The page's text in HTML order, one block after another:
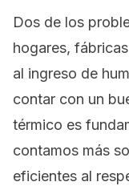
Dos de los
hogares,
al ingreso de
contar con un
térmico es
contamos más
eficientes al